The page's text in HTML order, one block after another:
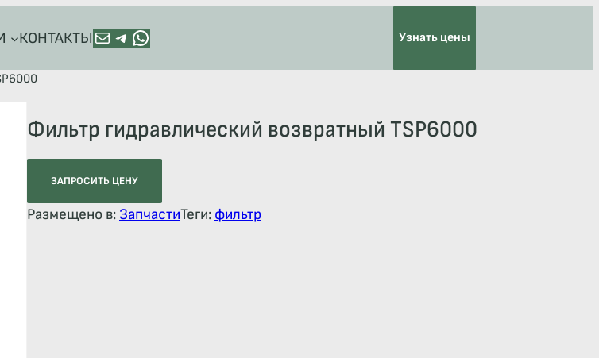
КОНТАКТЫПОЧТА TELEGRAM HTTPS://WA.ME/+79128918544 Узнать цены
Фильтр гидравлический возвратный TSP6000
ЗАПРОСИТЬ ЦЕНУ
Размещено в: ЗапчастиТеги: фильтр